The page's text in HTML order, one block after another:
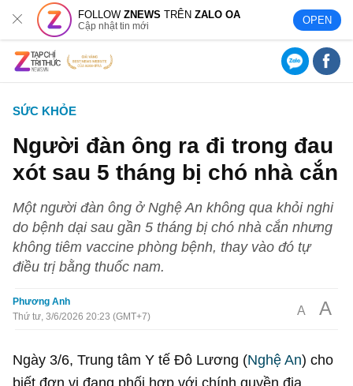
FOLLOWZNEWS TRÊNZALO OA
Cập nhật tin mới OPEN
SỨC KHỎE
Người đàn ông ra đi trong đau
xót sau 5 tháng bị chó nhà cắn
Một người đàn ông ở Nghệ An không qua khỏi nghi
do bệnh dại sau gần 5 tháng bị chó nhà cắn nhưng
không tiêm vaccine phòng bệnh, thay vào đó tự
điều trị bằng thuốc nam.
Phương Anh
Thứ tư, 3/6/2026 20:23 (GMT+7)
A A
Ngày 3/6, Trung tâm Y tế Đô Lương (Nghệ An) cho
biết đơn vị đang phối hợp với chính quyền địa